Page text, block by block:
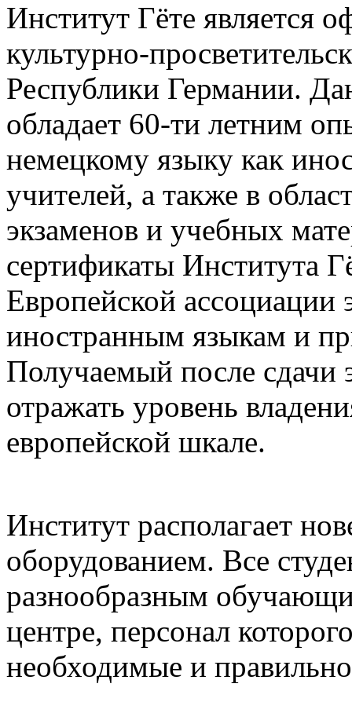
Институт Гёте
культурно-
Республики Германии.
обладает 60-ти летним
немецкому языку как
учителей, а также в
экзаменов и учебных
сертификаты Института
Европейской ассоциации
иностранным языкам и
Получаемый после сдачи
отражать уровень
европейской шкале.
Институт располагает
оборудованием. Все
разнообразным
центре, персонал
необходимые и